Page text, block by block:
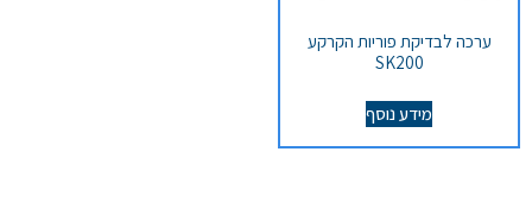
ערכה לבדיקת פוריות הקרקע
SK200
מידע נוסף